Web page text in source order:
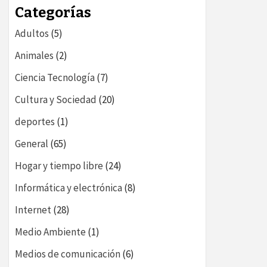
Categorías
Adultos (5)
Animales (2)
Ciencia Tecnología(7)
Cultura y Sociedad (20)
deportes (1)
General (65)
Hogar y tiempo libre (24)
Informática y electrónica(8)
Internet(28)
Medio Ambiente (1)
Medios de comunicación(6)